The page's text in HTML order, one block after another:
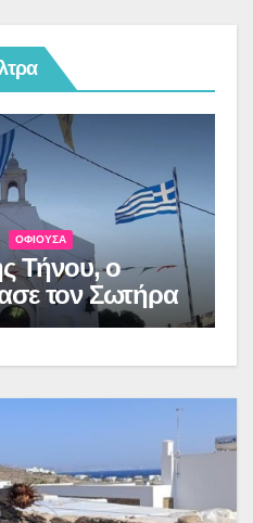
ΟΦΙΟΎΣΑ
Τήνου, ο
τον Σωτήρα